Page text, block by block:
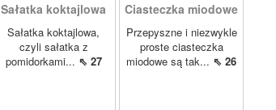
Sałatka koktajlowa
Sałatka koktajlowa,
czyli sałatka z
pomidorkami... ⇖ 27
Ciasteczka miodowe
Przepyszne i niezwykle
proste ciasteczka
miodowe są tak... ⇖ 26